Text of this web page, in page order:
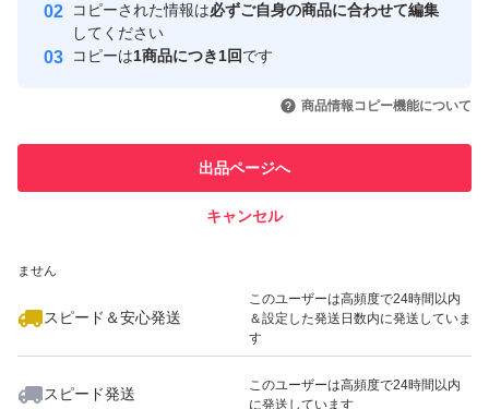
取引実績
引を完了させた実績があります
での取引実績があります
ません
スピード＆安心発送
このユーザーは高頻度で24時間以内
＆設定した発送日数内に発送していま
す
スピード発送
このユーザーは高頻度で24時間以内
に発送しています
コピーされた情報は必ずご自身の商品に合わせて編集
してください
コピーは1商品につき1回です
商品情報コピー機能について
出品ページへ
キャンセル